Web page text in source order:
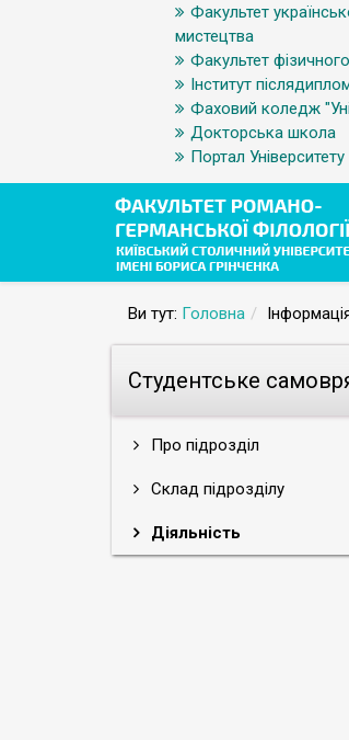
Факультет
мистецтва
Факультет
Інститут
Фаховий коледж
Докторська школа
Портал Університету
Ви тут: Головна
Студентське
Про підрозділ
Склад підрозділу
Діяльність